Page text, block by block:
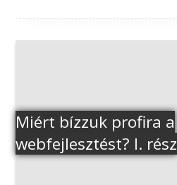
Miért bízzuk profira a
webfejlesztést? I. rész